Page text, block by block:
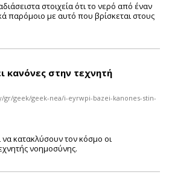
στοιχεία ότι το νερό από έναν
παρόμοιο με αυτό που βρίσκεται στους
κανόνες στην τεχνητή
geek/geek-nea/i-eyrwpi-bazei-kanones-stin-
κατακλύσουν τον κόσμο οι
νοημοσύνης.